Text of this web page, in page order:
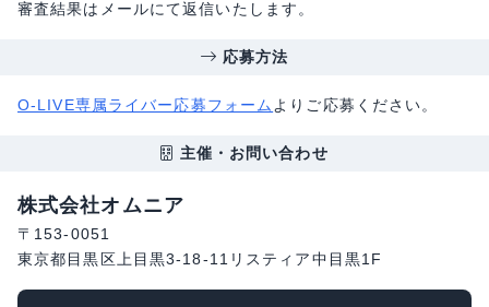
審査結果はメールにて返信いたします。
応募方法
O-LIVE専属ライバー応募フォーム よりご応募ください。
主催・お問い合わせ
株式会社オムニア
〒153-0051
東京都目黒区上目黒3-18-11リスティア中目黒1F